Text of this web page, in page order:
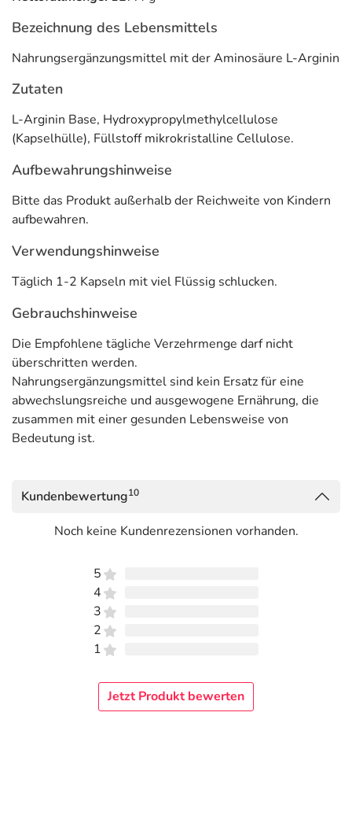
Bezeichnung des Lebensmittels
Nahrungsergänzungsmittel mit der Aminosäure L-Arginin
Zutaten
L-Arginin Base, Hydroxypropylmethylcellulose
(Kapselhülle), Füllstoff mikrokristalline Cellulose.
Aufbewahrungshinweise
Bitte das Produkt außerhalb der Reichweite von Kindern
aufbewahren.
Verwendungshinweise
Täglich 1-2 Kapseln mit viel Flüssig schlucken.
Gebrauchshinweise
Die Empfohlene tägliche Verzehrmenge darf nicht
überschritten werden.
Nahrungsergänzungsmittel sind kein Ersatz für eine
abwechslungsreiche und ausgewogene Ernährung, die
zusammen mit einer gesunden Lebensweise von
Bedeutung ist.
Kundenbewertung10
Noch keine Kundenrezensionen vorhanden.
5
4
3
2
1
Jetzt Produkt bewerten